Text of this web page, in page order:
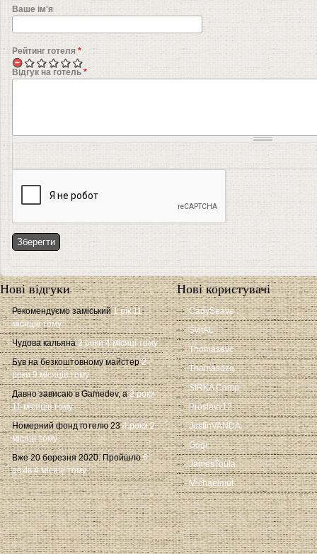
Ваше ім'я
Рейтинг готеля*
Відгук на готель *
Нові відгуки
Рекомендуємо заміський 1 рік 11
місяців тому
Чудова кальяна 2 роки 4 місяці тому
Був на безкоштовному майстер 2
роки 9 місяців тому
Давно зависаю в Gamedev, а 2 роки
11 місяців тому
Номерний фонд готелю 23 4 роки 2
місяці тому
Вже 20 березня 2020. Пройшло 6
років 4 місяці тому
Нові користувачі
CadySeave
SvitAL
Thomasevc
Thomasdzq
SIRKA Camp
Proslavv12
JustinVANDA
Gogi
JamesToula
Michaelmut